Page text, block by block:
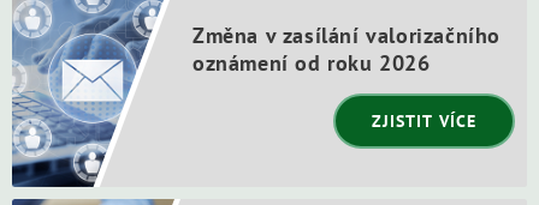
Změna v zasílání valorizačního
oznámení od roku 2026
ZJISTIT VÍCE